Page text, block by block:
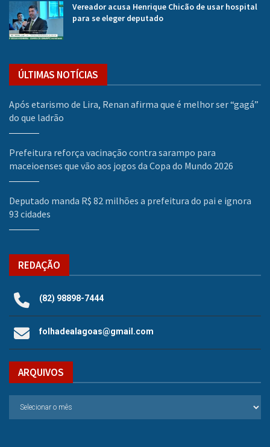
Vereador acusa Henrique Chicão de usar hospital
para se eleger deputado
ÚLTIMAS NOTÍCIAS
Após etarismo de Lira, Renan afirma que é melhor ser “gagá”
do que ladrão
Prefeitura reforça vacinação contra sarampo para
maceioenses que vão aos jogos da Copa do Mundo 2026
Deputado manda R$ 82 milhões a prefeitura do pai e ignora
93 cidades
REDAÇÃO
(82) 98898-7444
folhadealagoas@gmail.com
ARQUIVOS